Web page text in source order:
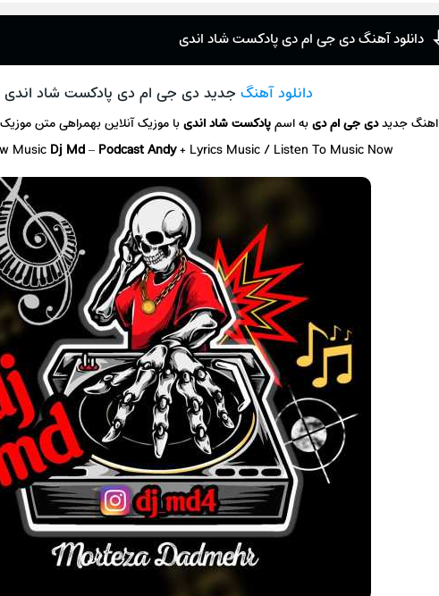
دانلود آهنگ دی جی ام دی پادکست شاد اندی
دانلود آهنگ جدید دی جی ام دی پادکست شاد اندی
اهنگ جدیددی جی ام دیبه اسمپادکست شاد اندیبا موزیک آنلاینبهمراهی متن موزیک +
Music Dj Md– Podcast Andy+ Lyrics Music / Listen To Music Now